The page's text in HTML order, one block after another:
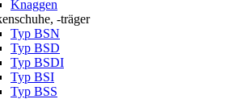
Knaggen
-träger
Typ BSN
Typ BSD
Typ BSDI
Typ BSI
Typ BSS